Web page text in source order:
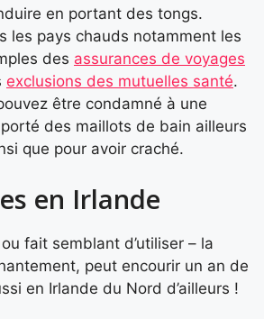
en portant des tongs.
les pays chauds notamment les
des assurances de voyages
exclusions des mutuelles santé.
être condamné à une
des maillots de bain ailleurs
que pour avoir craché.
en Irlande
fait semblant d’utiliser – la
peut encourir un an de
en Irlande du Nord d’ailleurs !